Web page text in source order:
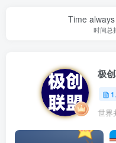
Time
时间总
极
世界